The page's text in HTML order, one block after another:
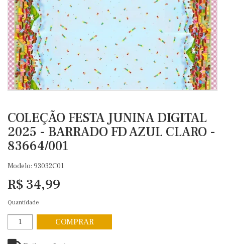
COLEÇÃO FESTA JUNINA DIGITAL
2025 - BARRADO FD AZUL CLARO -
83664/001
Modelo: 93032C01
R$ 34,99
Quantidade
COMPRAR